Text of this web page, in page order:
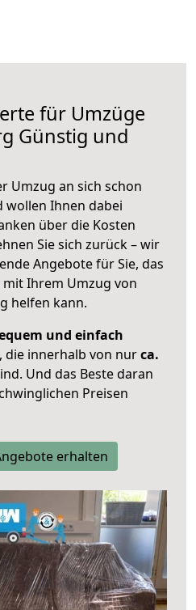
für Umzüge
Günstig und
Umzug an sich schon
wollen Ihnen dabei
über die Kosten
Sie sich zurück – wir
Angebote für Sie, das
mit Ihrem Umzug von
helfen kann.
und einfach
, die innerhalb von nurca.
Und das Beste daran
Preisen
erhalten